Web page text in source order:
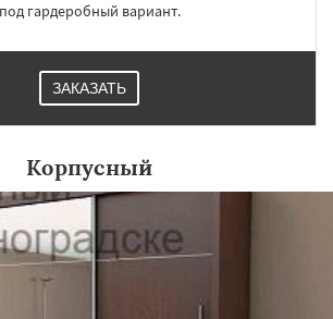
под гардеробный вариант.
ЗАКАЗАТЬ
Корпусный